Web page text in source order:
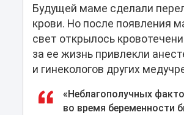
Будущей маме сделали
крови. Но после появления
свет открылось
за ее жизнь привлекли
и гинекологов других
«Неблагополучных
во время беременности